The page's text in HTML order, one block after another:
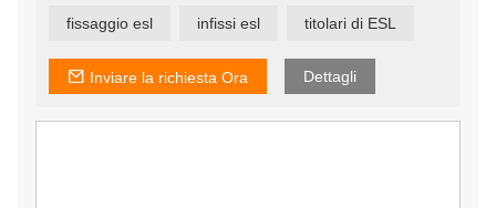
tavolo, supporti per ganci per pioli, tabelloni sospesi,
supporti telescopici da pavimento ecc.
stampi, in modo da poter personalizzare gli accessori in
base alle tue esigenze.
fissaggio esl infissi esl titolari di ESL
Inviare la richiesta Ora Dettagli